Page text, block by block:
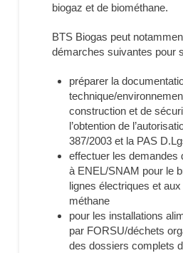
biogaz et de biométhane.
BTS Biogas peut
démarches suivantes pour
préparer la
technique/
construction et de
l’obtention de
387/2003 et la PAS
effectuer les demandes
à ENEL/SNAM pour le
lignes électriques et
méthane
pour les installations
par FORSU/déchets
des dossiers complets